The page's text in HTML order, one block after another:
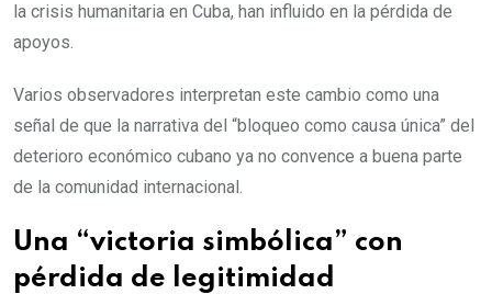
la crisis humanitaria en Cuba, han influido en la pérdida de
apoyos.
Varios observadores interpretan este cambio como una
señal de que la narrativa del “bloqueo como causa única” del
deterioro económico cubano ya no convence a buena parte
de la comunidad internacional.
Una “victoria simbólica” con
pérdida de legitimidad